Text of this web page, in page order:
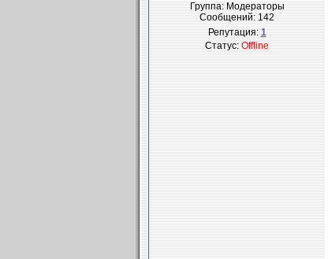
Группа: Модераторы
Сообщений:142
Репутация:1
Статус:Offline